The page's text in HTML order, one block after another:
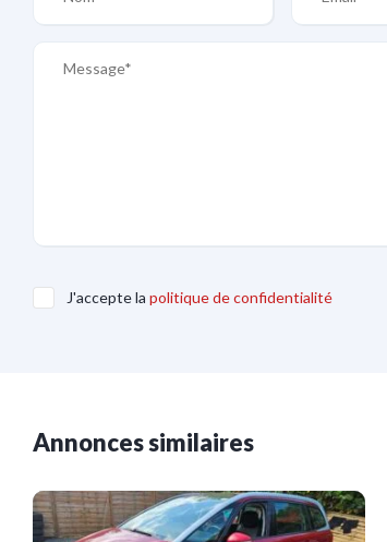
J'accepte la politique de confidentialité
Annonces similaires